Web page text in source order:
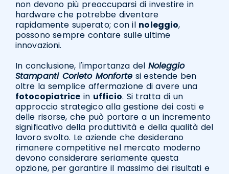
non devono più preoccuparsi di investire in
hardware che potrebbe diventare
rapidamente superato; con il noleggio,
possono sempre contare sulle ultime
innovazioni.
In conclusione, l'importanza del Noleggio
Stampanti Corleto Monfortesi estende ben
oltre la semplice affermazione di avere una
fotocopiatrice in ufficio. Si tratta di un
approccio strategico alla gestione dei costi e
delle risorse, che può portare a un incremento
significativo della produttività e della qualità del
lavoro svolto. Le aziende che desiderano
rimanere competitive nel mercato moderno
devono considerare seriamente questa
opzione, per garantire il massimo dei risultati e